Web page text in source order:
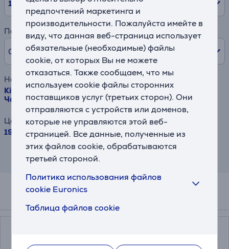
предпочтений маркетинга и
производительности. Пожалуйста имейте в
виду, что данная веб-страница использует
обязательные (необходимые) файлы
cookie, от которых Вы не можете
отказаться. Также сообщаем, что мы
используем cookie файлы сторонних
поставщиков услуг (третьих сторон). Они
отправляются с устройств или доменов,
которые не управляются этой веб-
страницей. Все данные, полученные из
этих файлов cookie, обрабатываются
третьей стороной.
Политика использования файлов
cookie Euronics
Таблица файлов cookie
10 мес.
Первый взнос
0% /0,00 €
Наименование товара
KitchenAid, 2400 Вт, 1,7 л, Almond Cream, бежевый -
Чайник
Цена
199.99 €
Результат информативен и основан на
приблизительной оценке.
Смотреть дополнительно